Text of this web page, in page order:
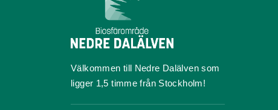
Välkommen till Nedre Dalälven som
ligger 1,5 timme från Stockholm!